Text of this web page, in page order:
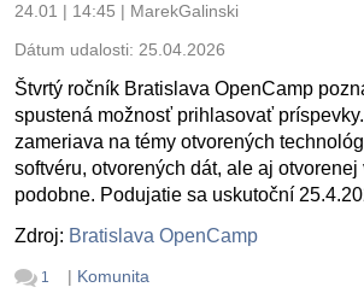
24.01 | 14:45 | MarekGalinski
Dátum udalosti: 25.04.2026
Štvrtý ročník Bratislava OpenCamp
spustená možnosť prihlasovať
zameriava na témy otvorených
softvéru, otvorených dát, ale aj
podobne. Podujatie sa uskutoční
Zdroj: Bratislava OpenCamp
1 | Komunita